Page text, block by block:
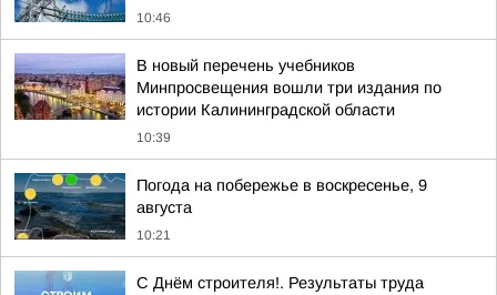
10:46
В новый перечень учебников
Минпросвещения вошли три издания по
истории Калининградской области
10:39
Погода на побережье в воскресенье, 9
августа
10:21
С Днём строителя!. Результаты труда